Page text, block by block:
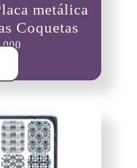
metálica
Coquetas